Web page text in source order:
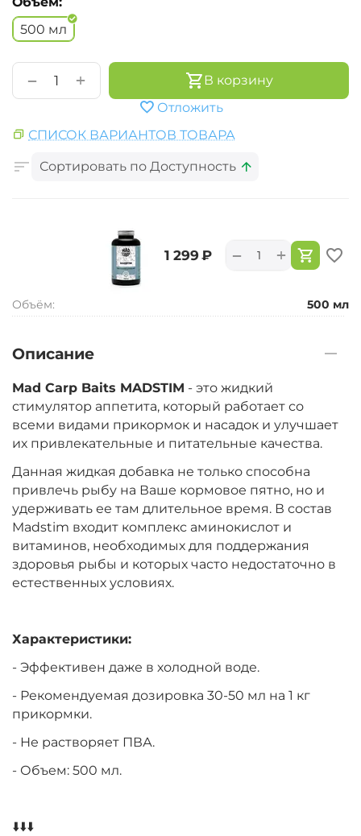
500 мл
+
−
В корзину
Отложить
СПИСОК ВАРИАНТОВ ТОВАРА
Сортировать по Доступность
‍1 299‍ ₽ +
−
Объём: 500 мл
Описание
Mad Carp Baits MADSTIM - это жидкий
стимулятор аппетита, который работает со
всеми видами прикормок и насадок и улучшает
их привлекательные и питательные качества.
Данная жидкая добавка не только способна
привлечь рыбу на Ваше кормовое пятно, но и
удерживать ее там длительное время. В состав
Madstim входит комплекс аминокислот и
витаминов, необходимых для поддержания
здоровья рыбы и которых часто недостаточно в
естественных условиях.
Характеристики:
- Эффективен даже в холодной воде.
- Рекомендуемая дозировка 30-50 мл на 1 кг
прикормки.
- Не растворяет ПВА.
- Объем: 500 мл.
⬇️⬇️⬇️